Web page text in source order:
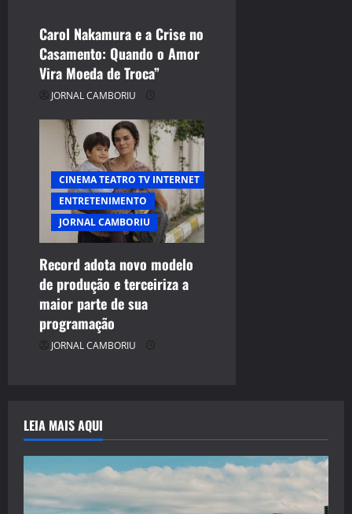
Carol Nakamura e a Crise no
Casamento: Quando o Amor
Vira Moeda de Troca”
JORNAL CAMBORIU
CINEMA TEATRO TV INTERNET
ENTRETENIMENTO
JORNAL CAMBORIU
Record adota novo modelo
de produção e terceiriza a
maior parte de sua
programação
JORNAL CAMBORIU
LEIA MAIS AQUI